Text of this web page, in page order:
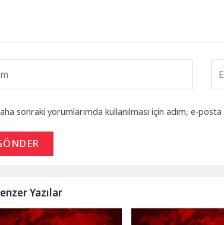
sonraki yorumlarımda kullanılması için adım, e-
Yazılar